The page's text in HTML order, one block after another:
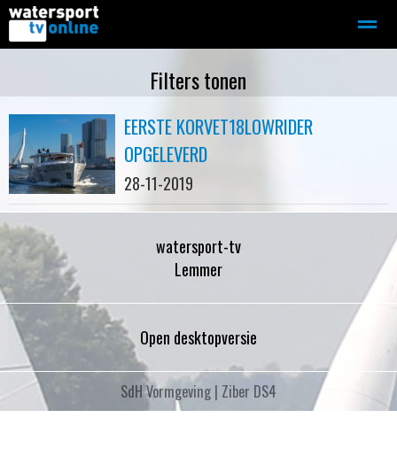
Motorboot-sloep Adverteren
Home
Filters tonen
EERSTE KORVET18LOWRIDER
OPGELEVERD
28-11-2019
watersport-tv
Lemmer
Open desktopversie
SdH Vormgeving | Ziber DS4